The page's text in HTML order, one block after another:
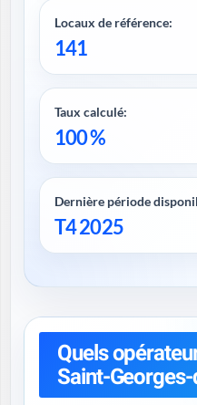
Locaux de référence:
141
Taux calculé:
100 %
Dernière période
T4 2025
Quels
Saint-